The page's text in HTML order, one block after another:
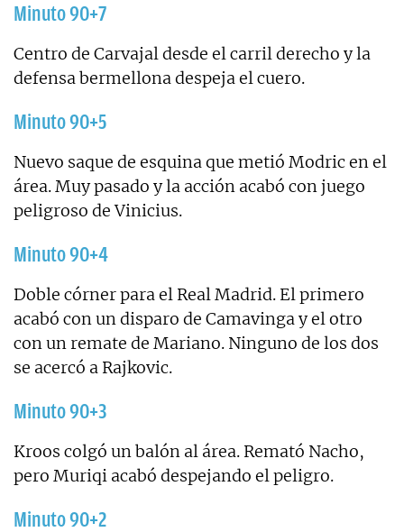
Minuto 90+7
Centro de Carvajal desde el carril derecho y la
defensa bermellona despeja el cuero.
Minuto 90+5
Nuevo saque de esquina que metió Modric en el
área. Muy pasado y la acción acabó con juego
peligroso de Vinicius.
Minuto 90+4
Doble córner para el Real Madrid. El primero
acabó con un disparo de Camavinga y el otro
con un remate de Mariano. Ninguno de los dos
se acercó a Rajkovic.
Minuto 90+3
Kroos colgó un balón al área. Remató Nacho,
pero Muriqi acabó despejando el peligro.
Minuto 90+2